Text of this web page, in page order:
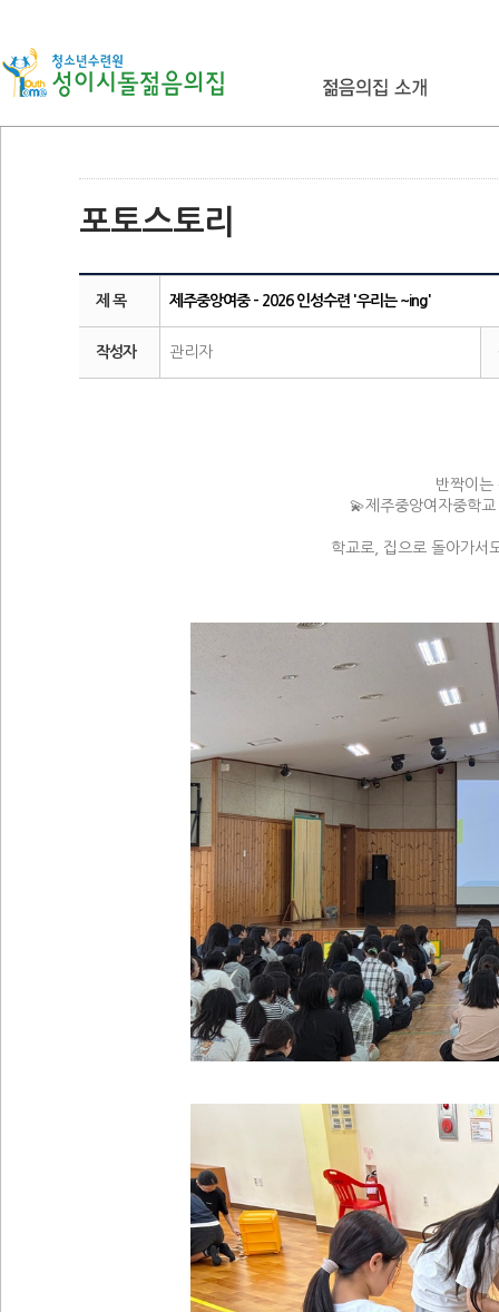
포토스토리
제 목 제주중앙여중 - 2026 인성수련 '우리는 ~ing'
작성자 관리자
반짝이
💫제주중앙여자중학
학교로, 집으로 돌아가서